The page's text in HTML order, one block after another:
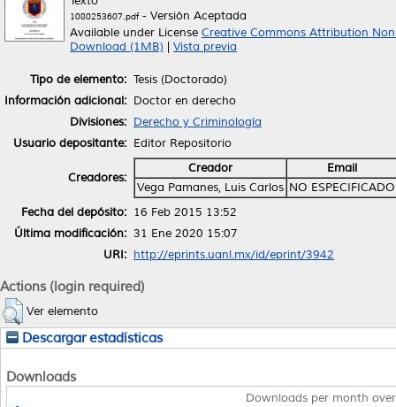
1080253607.pdf- Versión Aceptada
Available under License Creative Commons Attribution
Download (1MB)
Vista previa
Tipo de elemento: Tesis (Doctorado)
Información adicional: Doctor en derecho
Divisiones: Derecho y Criminología
Usuario depositante: Editor Repositorio
Creadores:
Creador
Email
Vega Pamanes, Luis Carlos NO ESPECIFICADO
Fecha del depósito: 16 Feb 2015 13:52
Última modificación: 31 Ene 2020 15:07
URI: http://eprints.uanl.mx/id/eprint/3942
Actions (login required)
Ver elemento
Descargar estadísticas
Downloads
Downloads per month